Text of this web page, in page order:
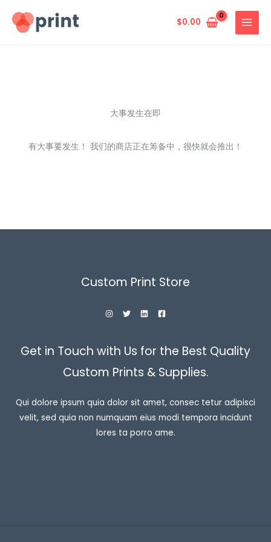
$0.00
大事发生在即
有大事要发生！ 我们的商店正在筹备中，很快就会推出！
Custom Print Store
Get in Touch with Us for the Best Quality
Custom Prints & Supplies.
Qui dolore ipsum quia dolor sit amet, consec tetur adipisci
velit, sed quia non numquam eius modi tempora incidunt
lores ta porro ame.